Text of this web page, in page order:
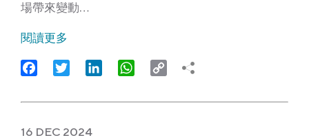
場帶來變動…
閱讀更多
FacebookTwitter LinkedIn WhatsApp
Copy
16 DEC 2024